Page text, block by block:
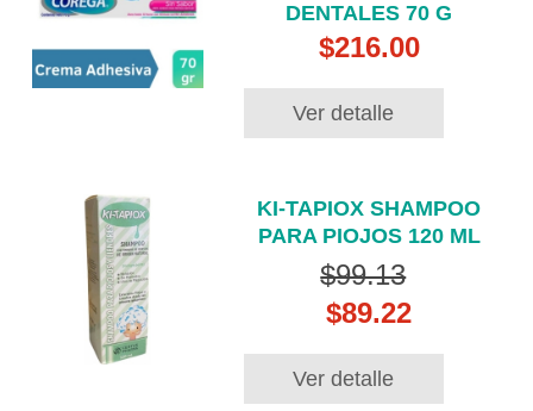
DENTALES 70 G
$216.00
Ver detalle
KI-TAPIOX SHAMPOO
PARA PIOJOS 120 ML
$99.13
$89.22
Ver detalle